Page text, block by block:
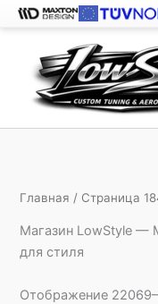
содержимому
Главная / Страница
Магазин LowStyle —
для стиля
Отображение